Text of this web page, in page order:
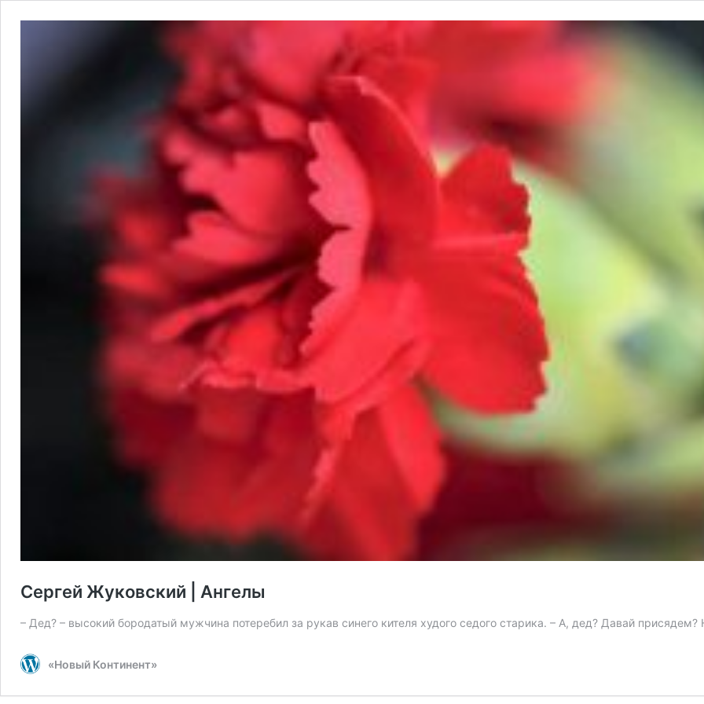
Сергей Жуковский | Ангелы
– Дед? – высокий бородатый мужчина потеребил за рукав синего кителя худого седого старика. – А, дед? Давай
«Новый Континент»